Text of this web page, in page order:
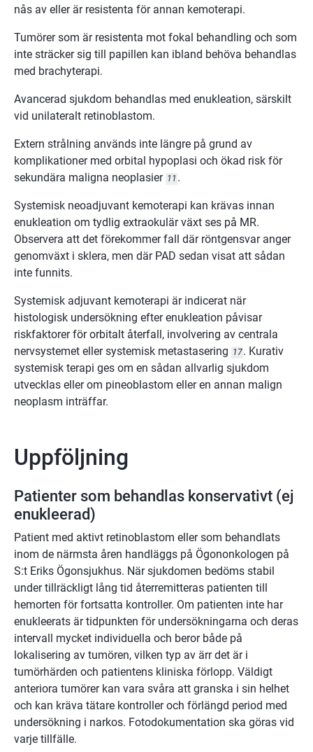
nås av eller är resistenta för annan kemoterapi.
Tumörer som är resistenta mot fokal behandling och som
inte sträcker sig till papillen kan ibland behöva behandlas
med brachyterapi.
Avancerad sjukdom behandlas med enukleation, särskilt
vid unilateralt retinoblastom.
Extern strålning används inte längre på grund av
komplikationer med orbital hypoplasi och ökad risk för
sekundära maligna neoplasier 11 .
Systemisk neoadjuvant kemoterapi kan krävas innan
enukleation om tydlig extraokulär växt ses på MR.
Observera att det förekommer fall där röntgensvar anger
genomväxt i sklera, men där PAD sedan visat att sådan
inte funnits.
Systemisk adjuvant kemoterapi är indicerat när
histologisk undersökning efter enukleation påvisar
riskfaktorer för orbitalt återfall, involvering av centrala
nervsystemet eller systemisk metastasering 17. Kurativ
systemisk terapi ges om en sådan allvarlig sjukdom
utvecklas eller om pineoblastom eller en annan malign
neoplasm inträffar.
Uppföljning
Patienter som behandlas konservativt (ej
enukleerad)
Patient med aktivt retinoblastom eller som behandlats
inom de närmsta åren handläggs på Ögononkologen på
S:t Eriks Ögonsjukhus. När sjukdomen bedöms stabil
under tillräckligt lång tid återremitteras patienten till
hemorten för fortsatta kontroller. Om patienten inte har
enukleerats är tidpunkten för undersökningarna och deras
intervall mycket individuella och beror både på
lokalisering av tumören, vilken typ av ärr det är i
tumörhärden och patientens kliniska förlopp. Väldigt
anteriora tumörer kan vara svåra att granska i sin helhet
och kan kräva tätare kontroller och förlängd period med
undersökning i narkos. Fotodokumentation ska göras vid
varje tillfälle.